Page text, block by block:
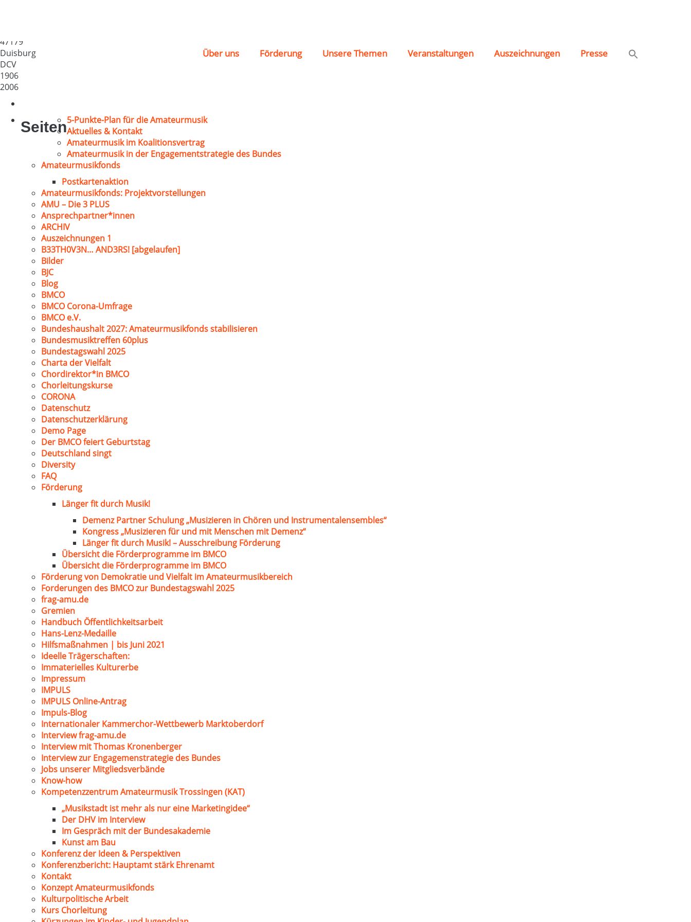
Über uns Förderung Unsere Themen Veranstaltungen Auszeichnungen Presse
47179
Duisburg
DCV
1906
2006
Seiten5-Punkte-Plan für die Amateurmusik
Aktuelles & Kontakt
Amateurmusik im Koalitionsvertrag
Amateurmusik in der Engagementstrategie des Bundes
Amateurmusikfonds
Postkartenaktion
Amateurmusikfonds: Projektvorstellungen
AMU – Die 3 PLUS
Ansprechpartner*innen
ARCHIV
Auszeichnungen 1
B33TH0V3N… AND3RS! [abgelaufen]
Bilder
BJC
Blog
BMCO
BMCO Corona-Umfrage
BMCO e.V.
Bundeshaushalt 2027: Amateurmusikfonds stabilisieren
Bundesmusiktreffen 60plus
Bundestagswahl 2025
Charta der Vielfalt
Chordirektor*in BMCO
Chorleitungskurse
CORONA
Datenschutz
Datenschutzerklärung
Demo Page
Der BMCO feiert Geburtstag
Deutschland singt
Diversity
FAQ
Förderung
Länger fit durch Musik!
Demenz Partner Schulung „Musizieren in Chören und Instrumentalensembles“
Kongress „Musizieren für und mit Menschen mit Demenz“
Länger fit durch Musik! – Ausschreibung Förderung
Übersicht die Förderprogramme im BMCO
Übersicht die Förderprogramme im BMCO
Förderung von Demokratie und Vielfalt im Amateurmusikbereich
Forderungen des BMCO zur Bundestagswahl 2025
frag-amu.de
Gremien
Handbuch Öffentlichkeitsarbeit
Hans-Lenz-Medaille
Hilfsmaßnahmen | bis Juni 2021
Ideelle Trägerschaften:
Immaterielles Kulturerbe
Impressum
IMPULS
IMPULS Online-Antrag
Impuls-Blog
Internationaler Kammerchor-Wettbewerb Marktoberdorf
Interview frag-amu.de
Interview mit Thomas Kronenberger
Interview zur Engagemenstrategie des Bundes
Jobs unserer Mitgliedsverbände
Know-how
Kompetenzzentrum Amateurmusik Trossingen (KAT)
„Musikstadt ist mehr als nur eine Marketingidee“
Der DHV im Interview
Im Gespräch mit der Bundesakademie
Kunst am Bau
Konferenz der Ideen & Perspektiven
Konferenzbericht: Hauptamt stärk Ehrenamt
Kontakt
Konzept Amateurmusikfonds
Kulturpolitische Arbeit
Kurs Chorleitung